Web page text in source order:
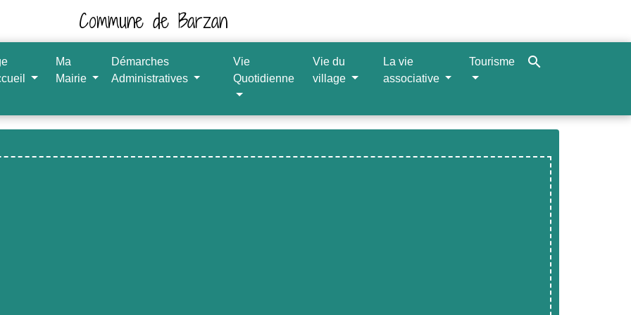
Commune de Barzan
Ma
Mairie
Démarches
Administratives
Vie
Quotidienne
Vie du
village
La vie
associative
Tourisme search